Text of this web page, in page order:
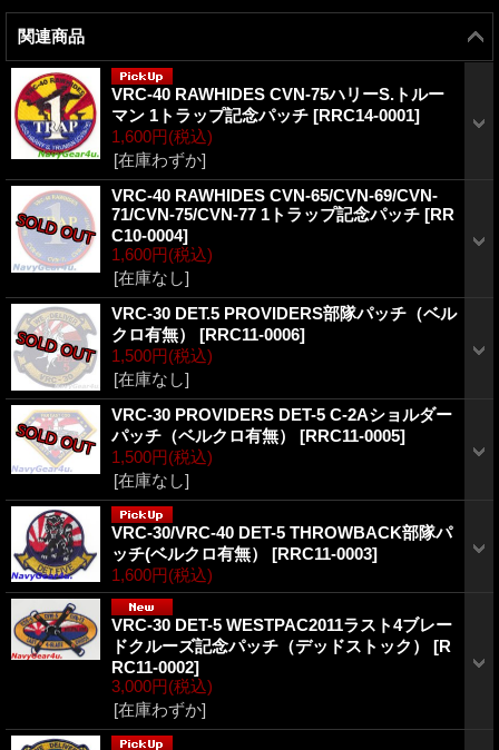
関連商品
VRC-40 RAWHIDES CVN-75ハリーS.トルー
マン 1トラップ記念パッチ [RRC14-0001]
1,600円(税込)
[在庫わずか]
VRC-40 RAWHIDES CVN-65/CVN-69/CVN-
71/CVN-75/CVN-77 1トラップ記念パッチ [RR
C10-0004]
1,600円(税込)
[在庫なし]
VRC-30 DET.5 PROVIDERS部隊パッチ（ベル
クロ有無） [RRC11-0006]
1,500円(税込)
[在庫なし]
VRC-30 PROVIDERS DET-5 C-2Aショルダー
パッチ（ベルクロ有無） [RRC11-0005]
1,500円(税込)
[在庫なし]
VRC-30/VRC-40 DET-5 THROWBACK部隊パ
ッチ(ベルクロ有無） [RRC11-0003]
1,600円(税込)
VRC-30 DET-5 WESTPAC2011ラスト4ブレー
ドクルーズ記念パッチ（デッドストック） [R
RC11-0002]
3,000円(税込)
[在庫わずか]